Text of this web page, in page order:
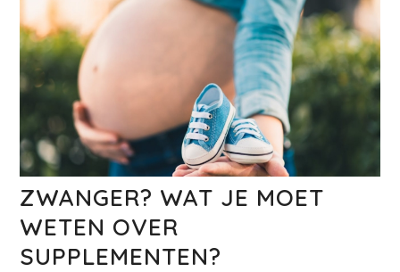
ZWANGER? WAT JE MOET
WETEN OVER
SUPPLEMENTEN?